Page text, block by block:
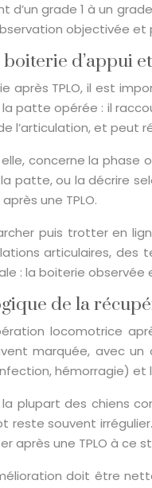
d’un grade 1 à un
objectivée
d’appui
après TPLO, il est
patte opérée : il
l’articulation, et peut
concerne la phase
patte, ou la décrire
une TPLO.
puis trotter en
articulaires, des
: la boiterie
de la
locomotrice
marquée, avec
hémorragie) et
la plupart des chiens
reste souvent
après une TPLO à ce
doit être